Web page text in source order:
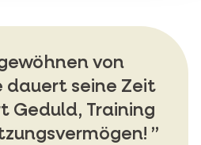
von
dauert seine Zeit
Geduld, Training